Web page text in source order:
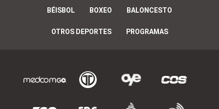
BÉISBOL BOXEO BALONCESTO
OTROS DEPORTES PROGRAMAS